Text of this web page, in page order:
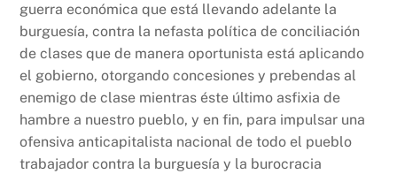
guerra económica que está llevando adelante la
burguesía, contra la nefasta política de conciliación
de clases que de manera oportunista está aplicando
el gobierno, otorgando concesiones y prebendas al
enemigo de clase mientras éste último asfixia de
hambre a nuestro pueblo, y en fin, para impulsar una
ofensiva anticapitalista nacional de todo el pueblo
trabajador contra la burguesía y la burocracia